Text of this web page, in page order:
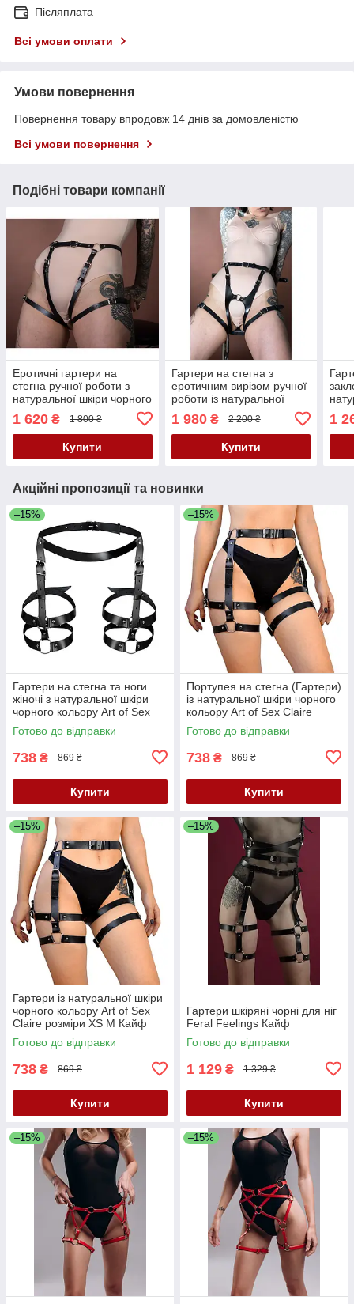
Післяплата
Всі умови оплати
Умови повернення
Повернення товару впродовж 14 днів за домовленістю
Всі умови повернення
Подібні товари компанії
Еротичні гартери на
стегна ручної роботи з
натуральної шкіри чорного
кольору Scappa Розміри:
S-M-L-XL Кайф
1 620 ₴ 1 800 ₴
Купити
Гартери на стегна з
еротичним вирізом ручної
роботи із натуральної
Scappa розміри S-M-L-XL
Кайф
1 980₴ 2 200 ₴
Купити
S-
1
Акційні пропозиції та новинки
–15%
Гартери на стегна та ноги
жіночі з натуральної шкіри
чорного кольору Art of Sex
Melani розміри L 2XL Кайф
Готово до відправки
738 ₴ 869 ₴
Купити
–15%
Портупея на стегна (Гартери)
із натуральної шкіри чорного
кольору Art of Sex Claire
розміри L 2XL Кайф
Готово до відправки
738 ₴ 869 ₴
Купити
–15%
Гартери із натуральної шкіри
чорного кольору Art of Sex
Claire розміри XS М Кайф
Готово до відправки
738 ₴ 869 ₴
Купити
–15%
Гартери шкіряні чорні для ніг
Feral Feelings Кайф
Готово до відправки
1 129 ₴ 1 329 ₴
Купити
–15% –15%